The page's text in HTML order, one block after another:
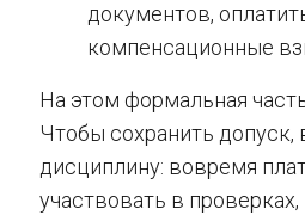
документов,
компенсационные
На этом формальная
Чтобы сохранить
дисциплину: вовремя
участвовать в